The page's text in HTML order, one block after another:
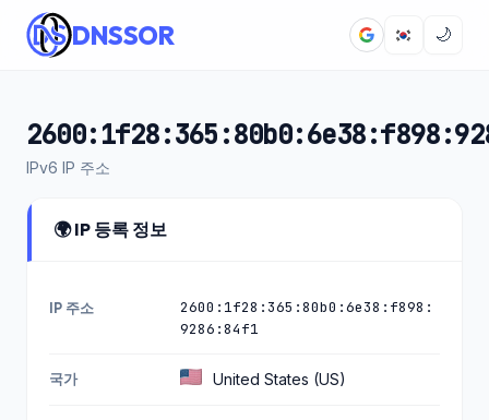
DNSSOR 🌙
IPv6 IP 주소
🌍 IP 등록 정보
IP 주소
2600:1f28:365:80b0:6e38:f898:
9286:84f1
국가 United States (US)